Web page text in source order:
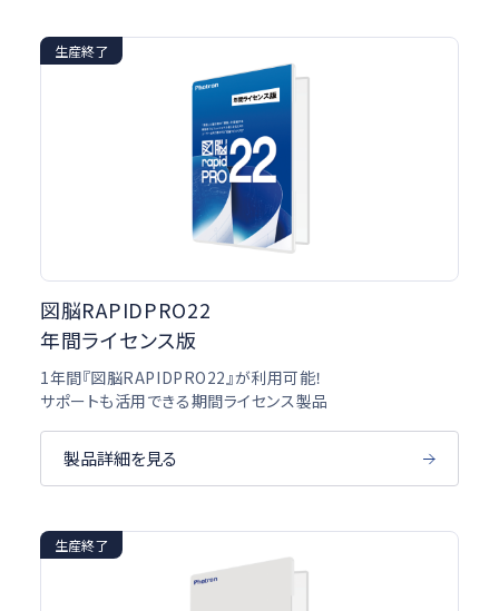
生産終了
図脳RAPIDPRO22
年間ライセンス版
1年間『図脳RAPIDPRO22』が利用可能！
サポートも活用できる期間ライセンス製品
製品詳細を見る
生産終了